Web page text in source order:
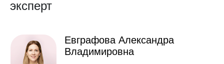
эксперт